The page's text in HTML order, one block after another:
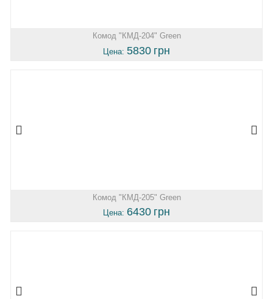
Комод "КМД-204" Green
Цена: 5830 грн
Комод "КМД-205" Green
Цена: 6430 грн